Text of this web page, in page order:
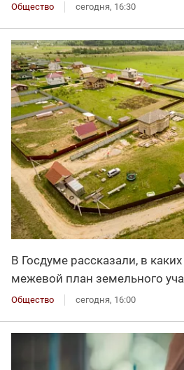
Общество сегодня, 16:30
В Госдуме рассказали, в
межевой план земельного
Общество сегодня, 16:00